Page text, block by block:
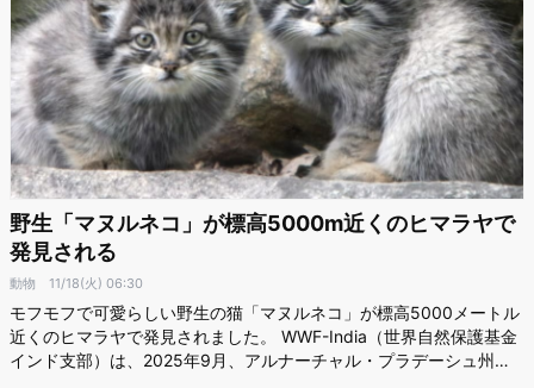
野生「マヌルネコ」が標高5000m近くのヒマラヤで
発見される
動物 11/18(火) 06:30
モフモフで可愛らしい野生の猫「マヌルネコ」が標高5000メートル
近くのヒマラヤで発見されました。 WWF-India（世界自然保護基金
インド支部）は、2025年9月、アルナーチャル・プラデーシュ州の